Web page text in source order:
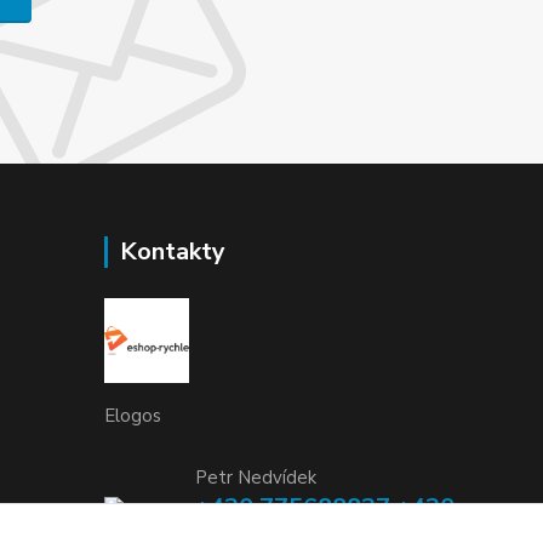
Kontakty
Elogos
Petr Nedvídek
+420 775688827 +420